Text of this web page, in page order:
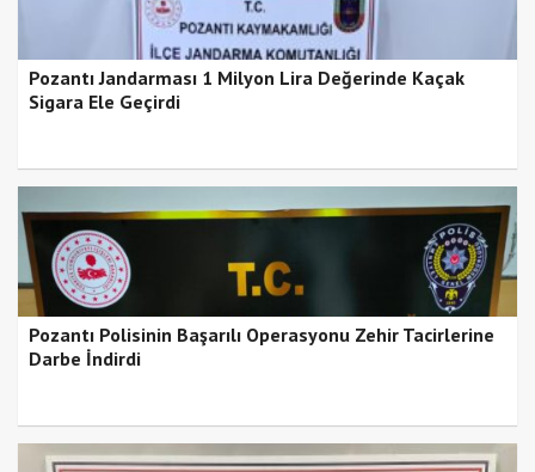
Pozantı Jandarması 1 Milyon Lira Değerinde Kaçak
Sigara Ele Geçirdi
Pozantı Polisinin Başarılı Operasyonu Zehir Tacirlerine
Darbe İndirdi